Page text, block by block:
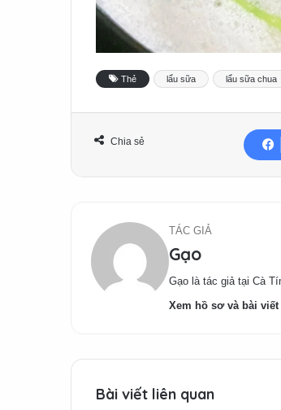
Thẻ lẩu sữa lẩu sữa chua
Chia sẻ
TÁC GIẢ
Gạo
Gạo là tác giả tại Cà
Xem hồ sơ và bài viết
Bài viết liên quan